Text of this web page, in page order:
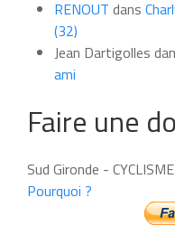
RENOUT dans
(32)
Jean Dartigolles
ami
Faire une
Sud Gironde -
Pourquoi ?